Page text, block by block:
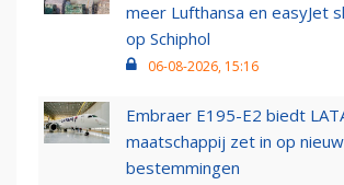
meer Lufthansa en easyJet
op Schiphol
06-08-2026, 15:16
Embraer E195-E2 biedt
maatschappij zet in op
bestemmingen